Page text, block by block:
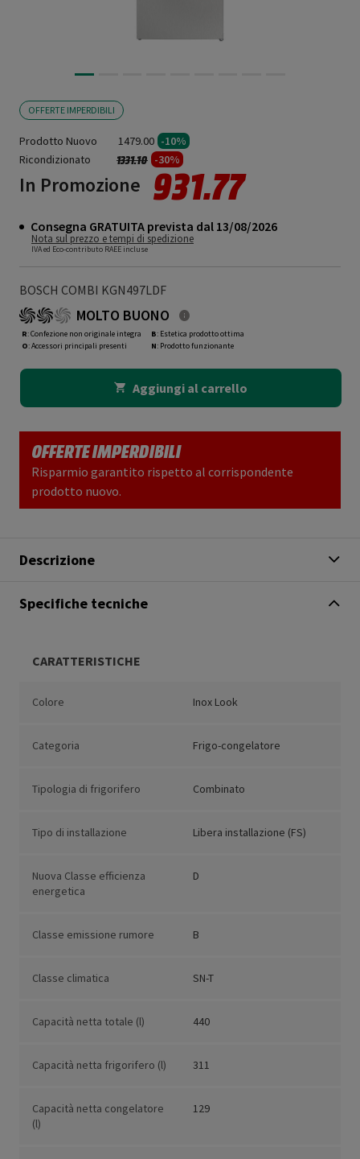
OFFERTE IMPERDIBILI
Prodotto Nuovo 1479.00 -10%
Ricondizionato
Prezzo ridotto da
1331.10a -30%
In Promozione 931.77
Consegna GRATUITA prevista dal 13/08/2026
Nota sul prezzo e tempi di spedizione
IVA ed Eco-contributo RAEE incluse
BOSCH COMBI KGN497LDF
MOLTO BUONO
R: Confezione non originale integra
O: Accessori principali presenti
B: Estetica prodotto ottima
N: Prodotto funzionante
Aggiungi al carrello
OFFERTE IMPERDIBILI
Risparmio garantito rispetto al corrispondente
prodotto nuovo.
Descrizione
Specifiche tecniche
CARATTERISTICHE
Colore Inox Look
Categoria Frigo-congelatore
Tipologia di frigorifero Combinato
Tipo di installazione Libera installazione (FS)
Nuova Classe efficienza
energetica
D
Classe emissione rumore B
Classe climatica SN-T
Capacità netta totale (l) 440
Capacità netta frigorifero (l) 311
Capacità netta congelatore
(l)
129